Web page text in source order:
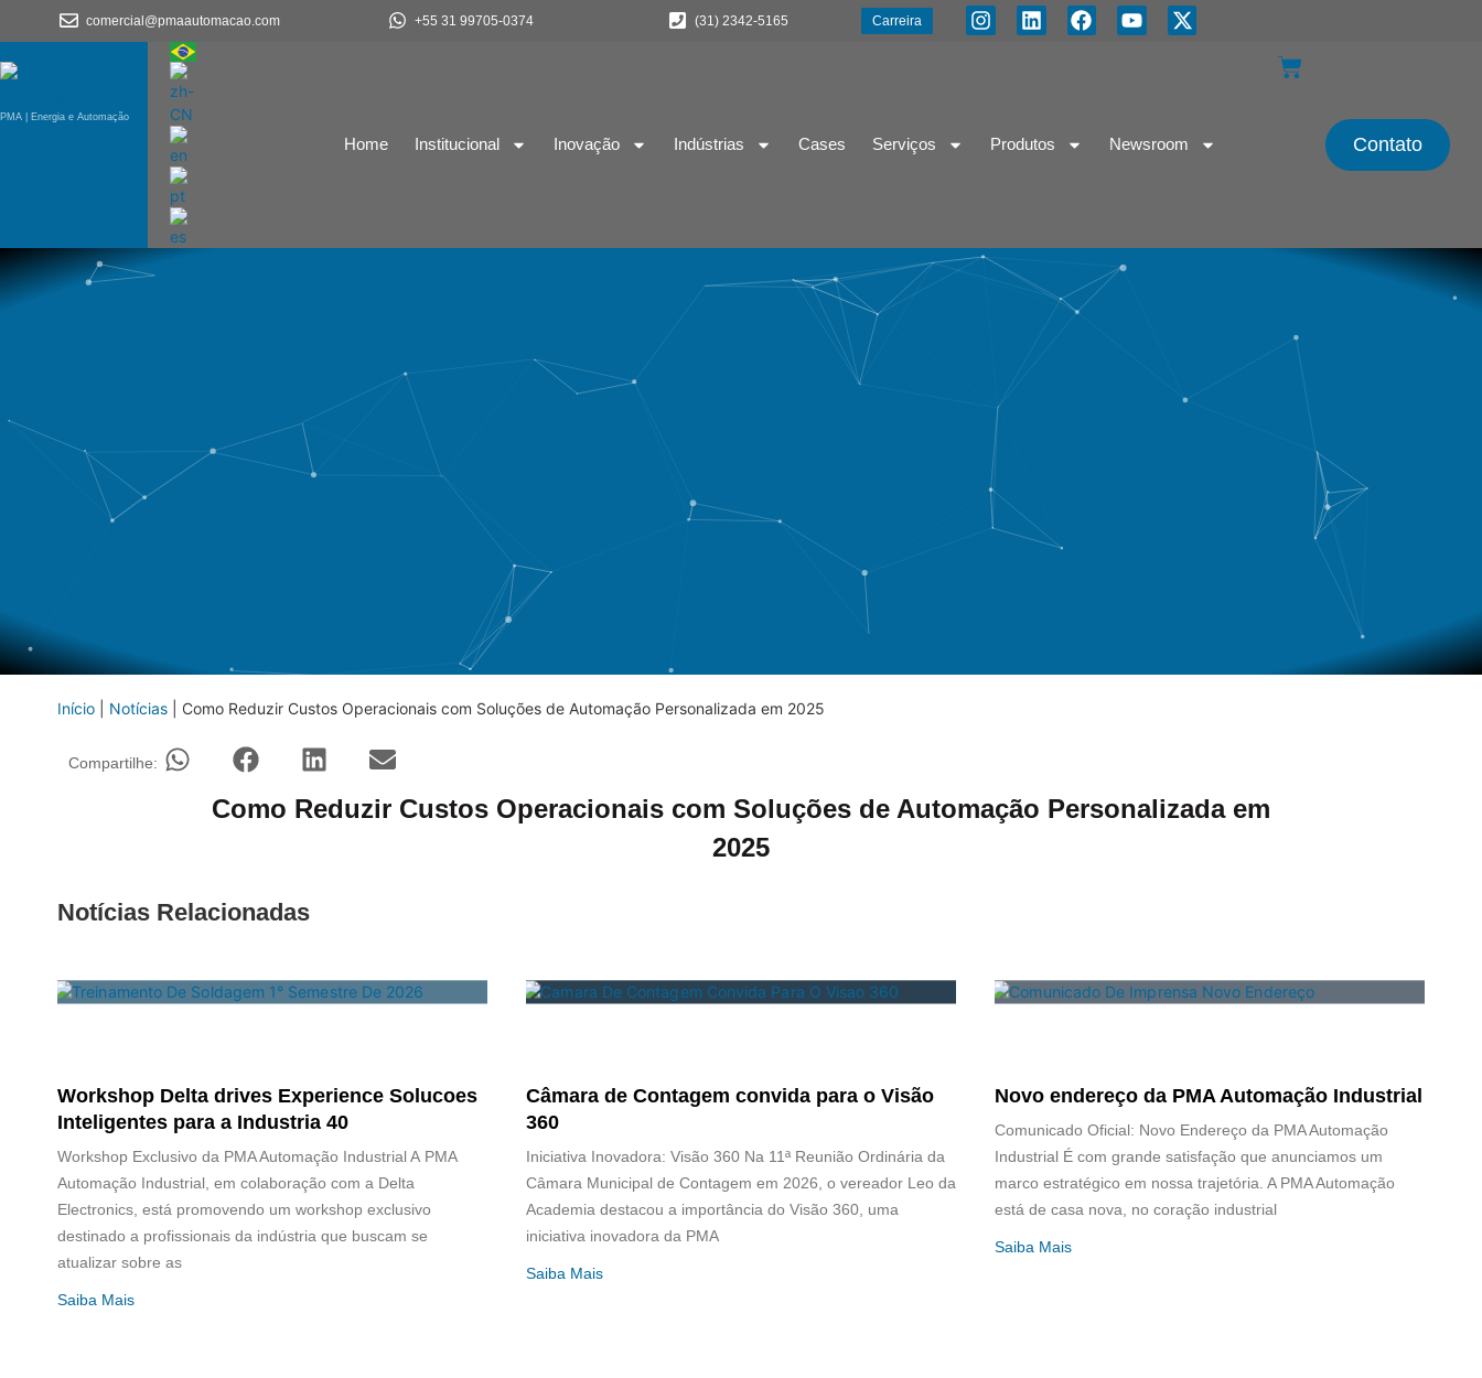
comercial@pmaautomacao.com +55 31 99705-0374 (31) 2342-5165 Carreira
PMA | Energia e Automação
Home Institucional Inovação Indústrias Cases Serviços Produtos Newsroom Contato
Início Notícias Como Reduzir Custos Operacionais com Soluções de Automação Personalizada em 2025
Compartilhe:
Como Reduzir Custos Operacionais com Soluções de Automação Personalizada em
2025
Notícias Relacionadas
Workshop Delta drives Experience Solucoes
Inteligentes para a Industria 40
Workshop Exclusivo da PMA Automação Industrial A PMA
Automação Industrial, em colaboração com a Delta
Electronics, está promovendo um workshop exclusivo
destinado a profissionais da indústria que buscam se
atualizar sobre as
Saiba Mais
Câmara de Contagem convida para o Visão
360
Iniciativa Inovadora: Visão 360 Na 11ª Reunião Ordinária da
Câmara Municipal de Contagem em 2026, o vereador Leo da
Academia destacou a importância do Visão 360, uma
iniciativa inovadora da PMA
Saiba Mais
Novo endereço da PMA Automação Industrial
Comunicado Oficial: Novo Endereço da PMA Automação
Industrial É com grande satisfação que anunciamos um
marco estratégico em nossa trajetória. A PMA Automação
está de casa nova, no coração industrial
Saiba Mais